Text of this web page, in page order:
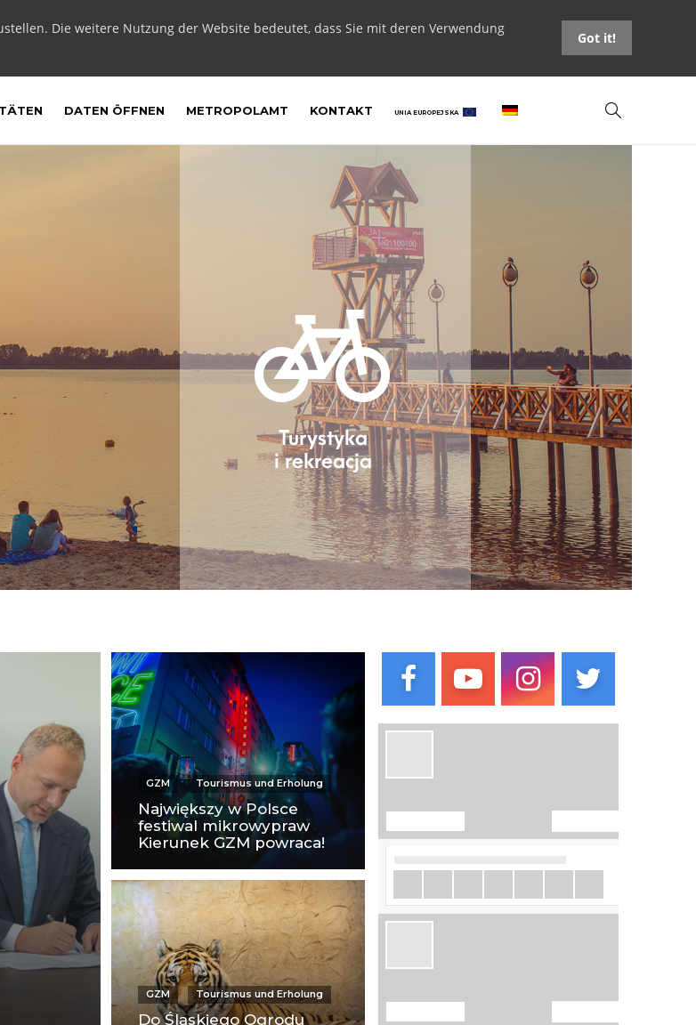
Die weitere Nutzung der Website bedeutet, dass Sie mit deren Verwendung
Got it!
DATEN ÖFFNEN METROPOLAMT KONTAKT UNIA EUROPEJSKA
GZM Tourismus und Erholung
Największy w Polsce
festiwal mikrowypraw
Kierunek GZM powraca!
GZM Tourismus und Erholung
Do Śląskiego Ogrodu